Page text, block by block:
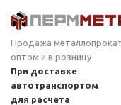
Продажа
оптом и в розницу
При доставке
автотранспортом
для расчета